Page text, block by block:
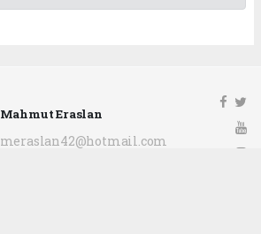
Mahmut Eraslan
meraslan42@hotmail.com